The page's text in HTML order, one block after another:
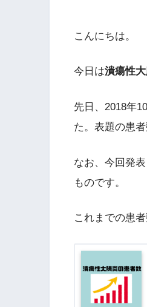
こんにちは。
今日は潰瘍性
先日、2018年
た。表題の患
なお、今回発
ものです。
これまでの患